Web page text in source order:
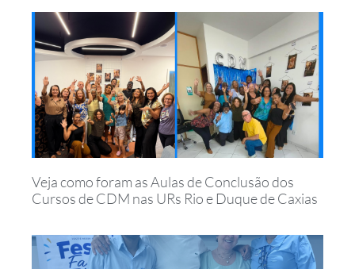
Veja como foram as Aulas de Conclusão dos
Cursos de CDM nas URs Rio e Duque de Caxias